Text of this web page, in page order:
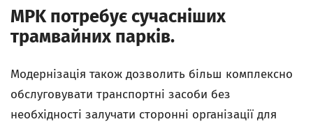
MPK потребує сучасніших
трамвайних парків.
Модернізація також дозволить більш комплексно
обслуговувати транспортні засоби без
необхідності залучати сторонні організації для